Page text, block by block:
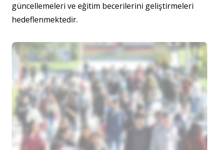
güncellemeleri ve eğitim becerilerini geliştirmeleri
hedeflenmektedir.